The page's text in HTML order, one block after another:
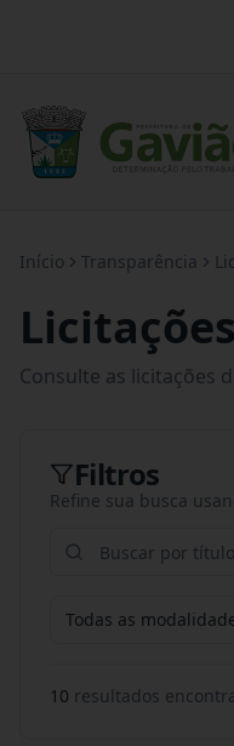
Início Transparência
Licitações
Consulte as licitações
Filtros
Refine sua busca
Todas as
10 resultados